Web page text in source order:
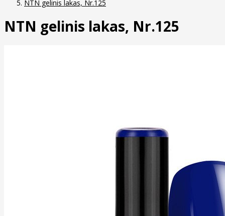
NTN gelinis lakas, Nr.125
NTN gelinis lakas, Nr.125